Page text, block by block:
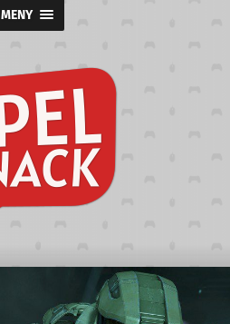
MENY
Spelsnack